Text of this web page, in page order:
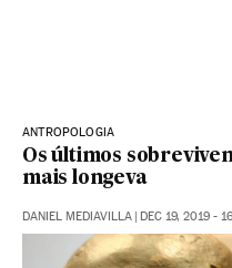
ANTROPOLOGIA
Os últimos
mais longeva
DANIEL MEDIAVILLA | DEC 19, 2019 -